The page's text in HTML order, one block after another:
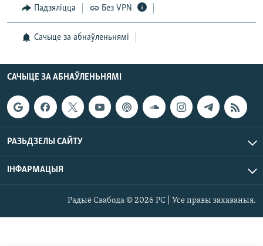
Падзяліцца Без VPN
Сачыце за абнаўленьнямі
САЧЫЦЕ ЗА АБНАЎЛЕНЬНЯМІ
РАЗЬДЗЕЛЫ САЙТУ
ІНФАРМАЦЫЯ
Радыё Свабода © 2026 РС | Усе правы захаваныя.